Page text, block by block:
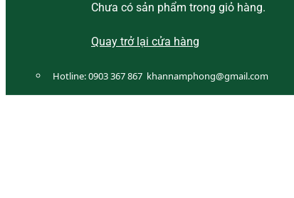
Chưa có sản phẩm trong giỏ hàng.
Quay trở lại cửa hàng
Hotline:0903 367 867 khannamphong@gmail.com